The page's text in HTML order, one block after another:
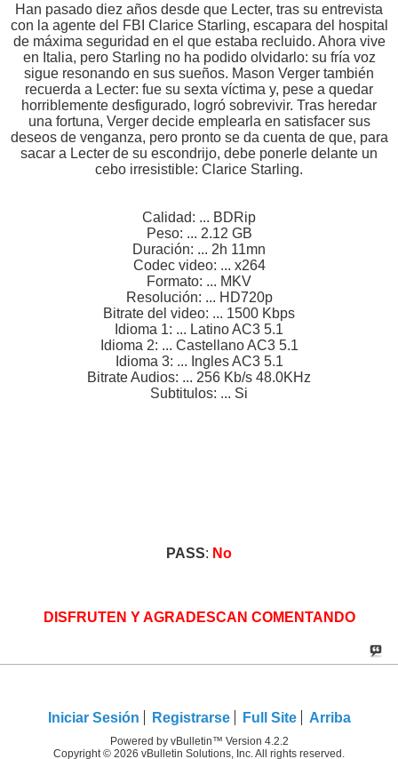
Han pasado diez años desde que Lecter, tras su entrevista
con la agente del FBI Clarice Starling, escapara del hospital
de máxima seguridad en el que estaba recluido. Ahora vive
en Italia, pero Starling no ha podido olvidarlo: su fría voz
sigue resonando en sus sueños. Mason Verger también
recuerda a Lecter: fue su sexta víctima y, pese a quedar
horriblemente desfigurado, logró sobrevivir. Tras heredar
una fortuna, Verger decide emplearla en satisfacer sus
deseos de venganza, pero pronto se da cuenta de que, para
sacar a Lecter de su escondrijo, debe ponerle delante un
cebo irresistible: Clarice Starling.
Calidad: ... BDRip
Peso: ... 2.12 GB
Duración: ... 2h 11mn
Codec video: ... x264
Formato: ... MKV
Resolución: ... HD720p
Bitrate del video: ... 1500 Kbps
Idioma 1: ... Latino AC3 5.1
Idioma 2: ... Castellano AC3 5.1
Idioma 3: ... Ingles AC3 5.1
Bitrate Audios: ... 256 Kb/s 48.0KHz
Subtitulos: ... Si
PASS: No
DISFRUTEN Y AGRADESCAN COMENTANDO
Iniciar Sesión Registrarse Full Site Arriba
Powered by vBulletin™ Version 4.2.2
Copyright © 2026 vBulletin Solutions, Inc. All rights reserved.